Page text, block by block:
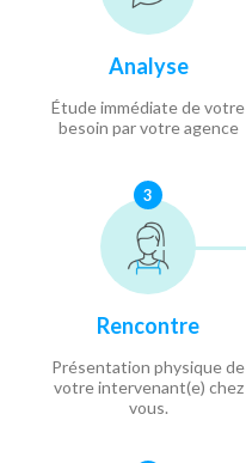
Analyse
Étude immédiate de votre
besoin par votre agence
3
Rencontre
Présentation physique de
votre intervenant(e) chez
vous.